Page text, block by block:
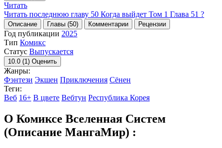
Читать
Читать последнюю главу 50 Когда выйдет Том 1 Глава 51 ?
Описание Главы (50) Комментарии Рецензии
Год публикации 2025
Тип Комикс
Статус Выпускается
10.0 (1) Оценить
Жанры:
Фэнтези Экшен Приключения Сёнен
Теги:
Веб 16+ В цвете Вебтун Республика Корея
О Комиксе Вселенная Систем
(Описание МангаМир) :